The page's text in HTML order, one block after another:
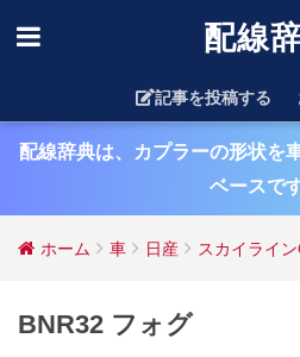
配線
記事を投稿する
配線辞典は、カプラーの形状を
ベースです
ホーム 車 日産 スカイライ
BNR32 フォグ